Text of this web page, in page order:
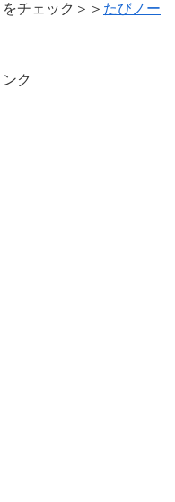
チェック＞＞ たびノー
ク